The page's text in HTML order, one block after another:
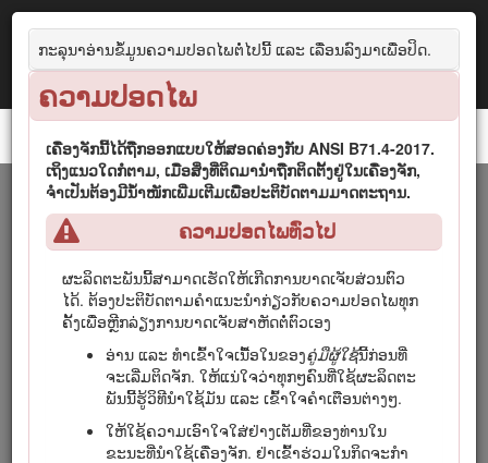
ກະລຸນາອ່ານຂໍ້ມູນຄວາມປອດໄພຕໍ່ໄປນີ້ ແລະ ເລື່ອນລົງມາເພື່ອປິດ.
ຄວາມປອດໄພ
ເຄື່ອງຈັກນີ້ໄດ້ຖືກອອກແບບໃຫ້ສອດຄ່ອງກັບ ANSI B71.4-2017.
ເຖິງ​ແນວ​ໃດ​ກໍ​ຕາມ, ເມື່ອ​ສິ່ງ​ທີ່​ຕິດ​ມາ​ນຳ​ຖືກ​ຕິດ​ຕັ້ງ​ຢູ່​ໃນ​ເຄື່ອງ​ຈັກ,
ຈຳ​ເປັນ​ຕ້ອງ​ມີ​ນ້ຳ​ໜັກ​ເພີ່ມ​ເຕີມ​ເພື່ອ​ປະ​ຕິ​ບັດ​ຕາມ​ມາດ​ຕະ​ຖານ.
ຄວາມປອດໄພທົ່ວໄປ
ຜະລິດຕະພັນນີ້ສາມາດເຮັດ​ໃຫ້​ເກີດ​ການ​ບາດ​ເຈັບ​ສ່ວນ​ຕົວ
ໄດ້. ຕ້ອງປະຕິບັດຕາມຄຳແນະນຳກ່ຽວກັບຄວາມປອດໄພທຸກ
ຄັ້ງເພື່ອຫຼີກລ່ຽງການບາດເຈັບສາ​ຫັດ​ຕໍ່​ຕົວ​ເອງ
ອ່ານ ແລະ ທຳເຂົ້າໃຈເນື້ອໃນຂອງຄູ່ມືຜູ້​ໃຊ້ນີ້ກ່ອນທີ່
ຈະເລີ່ມຕິດຈັກ. ໃຫ້​ແນ່​ໃຈ​ວ່າ​ທຸກໆ​ຄົນ​ທີ່​ໃຊ້​ຜະ​ລິດ​ຕະ​
ພັນ​ນີ້​ຮູ້​ວິ​ທີ​ນຳ​ໃຊ້​ມັນ ແລະ ເຂົ້າ​ໃຈຄຳ​ເຕືອນ​ຕ່າງໆ.
ໃຫ້ໃຊ້ຄວາມເອົາໃຈໃສ່ຢ່າງເຕັມທີ່ຂອງທ່ານໃນ
ຂະນະທີ່ນຳ​ໃຊ້ເຄື່ອງຈັກ. ຢ່າເຂົ້າຮ່ວມໃນກິດຈະກຳ
ລົດຕັດຫຍ້າ Pro® 3040 ແລະ 5040 ເທິງ​ດິນ​ຊາຍ
ການແນະນຳ
ເຄື່ອງຈັກນີ້ແມ່ນ​ສ່ວນ​ໜຶ່ງທີ່​ຂີ່​ໄດ້​ຂອງ​ອຸ​ປະ​ກອນ​ນຳ​ໃຊ້ປະ​ໂຫຍດທີ່ມີ
ຈຸດປະສົງທີ່ຈະຖືກນຳໃຊ້ໂດຍຜູ້ຊ່ຽວຊານ, ຜູ້ປະຕິບັດການທີ່ຈ້າງງານໃນ
ການນຳໃຊ້ທາງການຄ້າ. ໃນ​ເບື້ອງ​ຕົ້ນ​ມັນຖືກ​ອອກ​ແບບ​ມາ​ສຳ​ລັບການ​
ປັບ​ສະ​ພາບ​ກັບ​ດັກ​ຊາຍ​ຢູ່​ໃນ​ສະ​ໜາມກ໊ອ​ຟ​ທີ່​ມີ​ການ​ບຳ​ລຸງຮັກ​ສາ​ຢ່າງ​ດີ
ແລະ ພື້ນ​ທີ່​ທາງການ​ຄ້າ. ການນຳໃຊ້ຜະລິດຕະພັນນີ້ເພື່ອຈຸດປະສົງອື່ນ
ນອກເໜືອຈາກການນຳໃຊ້ທີ່ເປັນຈຸດປະສົງຂອງມັນອາດຈະເປັນ
ອັນຕະລາຍຕໍ່ທ່ານ ແລະ ຜູ້ທີ່ຢູ່ໃກ້ຄຽງ.
ອ່ານຂໍ້ມູນນີ້ຢ່າງລະອຽດເພື່ອຮຽນຮູ້ວິທີການນຳ​ໃຊ້ ແລະ ບຳ​ລຸງຮັກສາ
ຜະລິດຕະພັນຂອງທ່ານຢ່າງຖືກຕ້ອງ ແລະ ຫຼີກ​ລ່ຽງການບາດເຈັບ ແລະ